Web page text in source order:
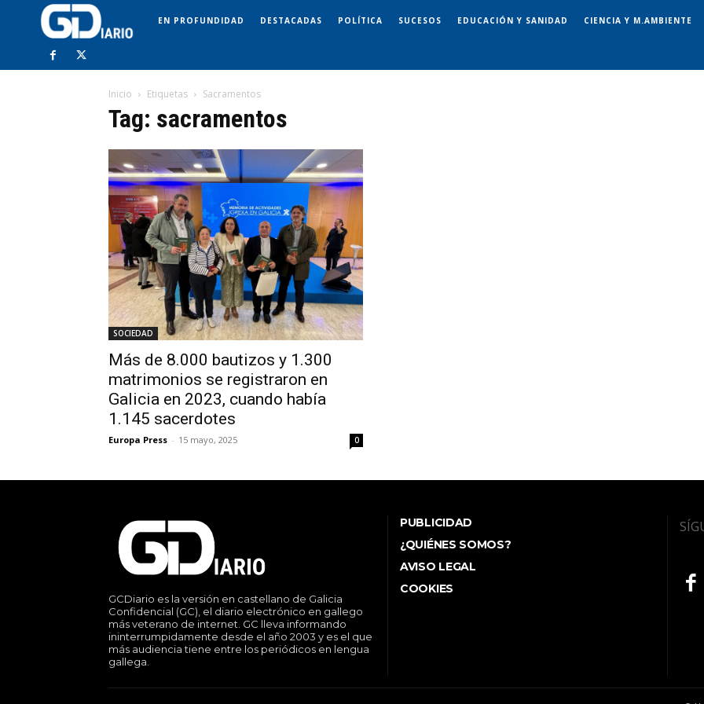
EN PROFUNDIDAD DESTACADAS POLÍTICA SUCESOS EDUCACIÓN Y SANIDAD CIENCIA Y M.AMBIENTE
Inicio Etiquetas Sacramentos
Tag: sacramentos
SOCIEDAD
Más de 8.000 bautizos y 1.300
matrimonios se registraron en
Galicia en 2023, cuando había
1.145 sacerdotes
Europa Press - 15 mayo, 2025 0
GCDiario es la versión en castellano de Galicia
Confidencial (GC), el diario electrónico en gallego
más veterano de internet. GC lleva informando
ininterrumpidamente desde el año 2003 y es el que
más audiencia tiene entre los periódicos en lengua
gallega.
PUBLICIDAD
¿QUIÉNES SOMOS?
AVISO LEGAL
COOKIES